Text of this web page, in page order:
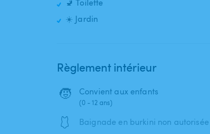
🚽 Toilette
☀️ Jardin
Règlement intérieur
🧒 Convient aux enfants
(0 - 12 ans)
🩱 Baignade en burkini non autorisée